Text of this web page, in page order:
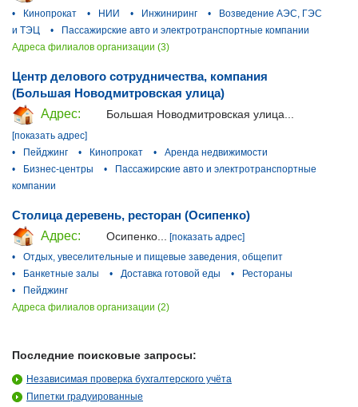
•
Кинопрокат • НИИ • Инжиниринг •
Возведение АЭС, ГЭС
и ТЭЦ
•
Пассажирские авто и электротранспортные компании
Адреса филиалов организации (3)
Центр делового сотрудничества, компания
(Большая Новодмитровская улица)
Адрес:
Большая Новодмитровская улица...
[показать адрес]
•
Пейджинг • Кинопрокат •
Аренда недвижимости
•
Бизнес-центры •
Пассажирские авто и электротранспортные
компании
Столица деревень, ресторан (Осипенко)
Адрес:
Осипенко...
[показать адрес]
•
Отдых, увеселительные и пищевые заведения, общепит
•
Банкетные залы • Доставка готовой еды •
Рестораны
•
Пейджинг
Адреса филиалов организации (2)
Последние поисковые запросы:
Независимая проверка бухгалтерского учёта
Пипетки градуированные